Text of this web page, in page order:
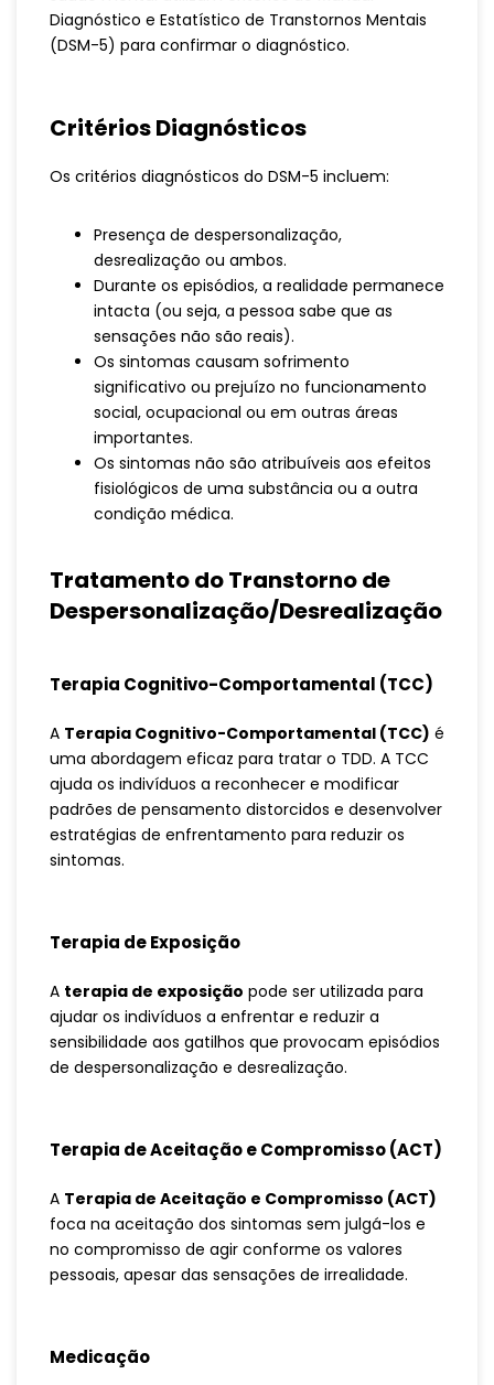
Diagnóstico e Estatístico de Transtornos Mentais
(DSM-5) para confirmar o diagnóstico.
Critérios Diagnósticos
Os critérios diagnósticos do DSM-5 incluem:
Presença de despersonalização,
desrealização ou ambos.
Durante os episódios, a realidade permanece
intacta (ou seja, a pessoa sabe que as
sensações não são reais).
Os sintomas causam sofrimento
significativo ou prejuízo no funcionamento
social, ocupacional ou em outras áreas
importantes.
Os sintomas não são atribuíveis aos efeitos
fisiológicos de uma substância ou a outra
condição médica.
Tratamento do Transtorno de
Despersonalização/Desrealização
Terapia Cognitivo-Comportamental (TCC)
A Terapia Cognitivo-Comportamental (TCC) é
uma abordagem eficaz para tratar o TDD. A TCC
ajuda os indivíduos a reconhecer e modificar
padrões de pensamento distorcidos e desenvolver
estratégias de enfrentamento para reduzir os
sintomas.
Terapia de Exposição
A terapia de exposição pode ser utilizada para
ajudar os indivíduos a enfrentar e reduzir a
sensibilidade aos gatilhos que provocam episódios
de despersonalização e desrealização.
Terapia de Aceitação e Compromisso (ACT)
A Terapia de Aceitação e Compromisso (ACT)
foca na aceitação dos sintomas sem julgá-los e
no compromisso de agir conforme os valores
pessoais, apesar das sensações de irrealidade.
Medicação